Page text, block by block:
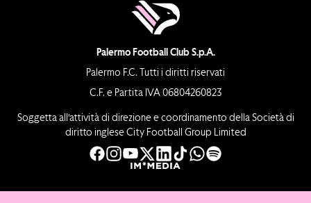
Palermo Football Club S.p.A.
Palermo F.C. Tutti i diritti riservati
C.F. e Partita IVA 06804260823
Soggetta all’attività di direzione e coordinamento della Società di
diritto inglese City Football Group Limited